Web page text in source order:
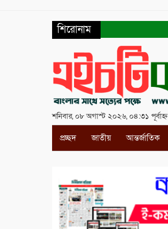
শিরোনাম
শনিবার, ০৮ অগাস্ট ২০২৬, ০৪:৩১ পূর্বাহ্ন
প্রচ্ছদ জাতীয় আন্তর্জাতিক